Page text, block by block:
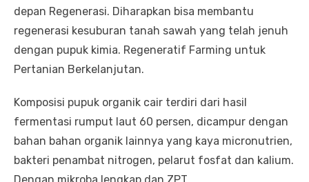
depan Regenerasi. Diharapkan bisa membantu
regenerasi kesuburan tanah sawah yang telah jenuh
dengan pupuk kimia. Regeneratif Farming untuk
Pertanian Berkelanjutan.
Komposisi pupuk organik cair terdiri dari hasil
fermentasi rumput laut 60 persen, dicampur dengan
bahan bahan organik lainnya yang kaya micronutrien,
bakteri penambat nitrogen, pelarut fosfat dan kalium.